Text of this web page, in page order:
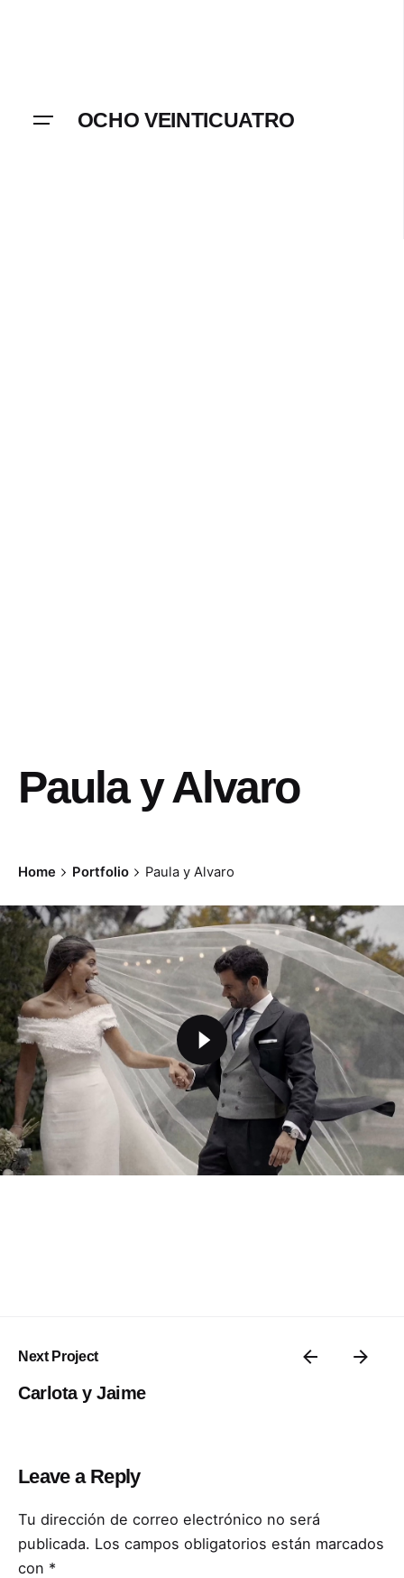
OCHO VEINTICUATRO
Paula y Alvaro
Home Portfolio Paula y Alvaro
Next Project
Carlota y Jaime
Leave a Reply
Tu dirección de correo electrónico no será
publicada. Los campos obligatorios están marcados
con *